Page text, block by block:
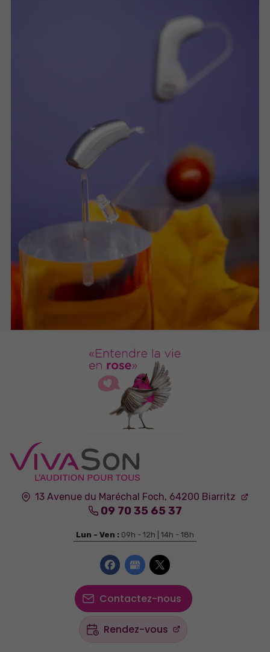
13 Avenue du Maréchal Foch, 64200 Biarritz
09 70 35 65 37
Lun - Ven : 09h - 12h | 14h - 18h
Contactez-nous
Rendez-vous